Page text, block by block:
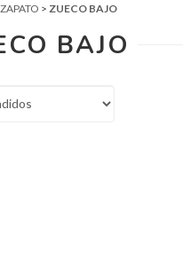
ZAPATO > ZUECO BAJO
BAJO